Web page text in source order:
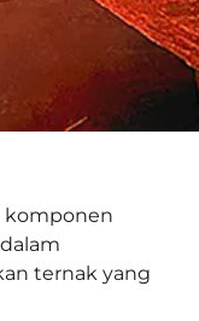
komponen
ternak yang